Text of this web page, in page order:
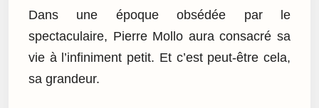
Dans une époque obsédée par le
spectaculaire, Pierre Mollo aura consacré sa
vie à l’infiniment petit. Et c’est peut-être cela,
sa grandeur.